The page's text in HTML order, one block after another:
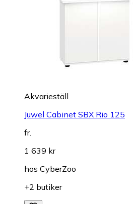
Akvarieställ
Juwel Cabinet SBX Rio 125
fr.
1 639 kr
hos CyberZoo
+2 butiker